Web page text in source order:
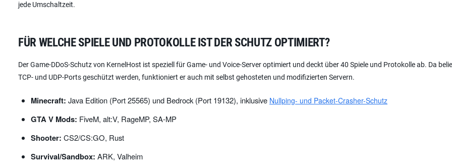
jede Umschaltzeit.
FÜR WELCHE SPIELE UND PROTOKOLLE IST DER SCHUTZ OPTIMIERT?
Der Game-DDoS-Schutz von KernelHost ist speziell für Game- und Voice-Server optimiert und deckt über 40 Spiele und Protokolle ab. Da
TCP- und UDP-Ports geschützt werden, funktioniert er auch mit selbst gehosteten und modifizierten Servern.
Minecraft: Java Edition (Port 25565) und Bedrock (Port 19132), inklusive Nullping- und Packet-Crasher-Schutz
GTA V Mods: FiveM, alt:V, RageMP, SA-MP
Shooter: CS2/CS:GO, Rust
Survival/Sandbox: ARK, Valheim